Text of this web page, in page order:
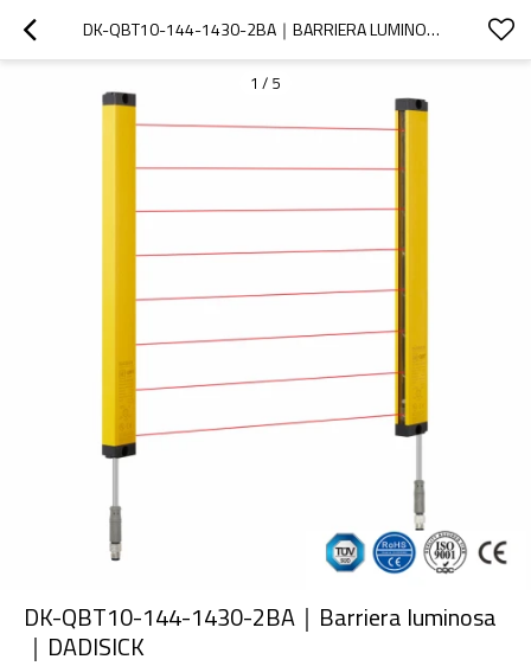
DK-QBT10-144-1430-2BA｜BARRIERA LUMINOSA｜DADISICK
1 / 5
DK-QBT10-144-1430-2BA｜Barriera luminosa
｜DADISICK